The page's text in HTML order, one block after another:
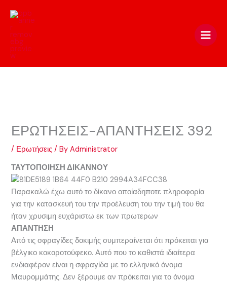
content
ΕΡΩΤΗΣΕΙΣ-ΑΠΑΝΤΗΣΕΙΣ 392
/ Ερωτήσεις / ByAdministrator
ΤΑΥΤΟΠΟΙΗΣΗ ΔΙΚΑΝΝΟΥ
Παρακαλώ έχω αυτό το δίκανο οποίαδηποτε πληροφορία
για την κατασκευή του την προέλευση του την τιμή του θα
ήταν χρυσιμη ευχάριστω εκ των πρωτερων
ΑΠΑΝΤΗΣΗ
Από τις σφραγίδες δοκιμής συμπεραίνεται ότι πρόκειται για
βέλγικο κοκοροτούφεκο. Αυτό που το καθιστά ιδιαίτερα
ενδιαφέρον είναι η σφραγίδα με το ελληνικό όνομα
Μαυρομμάτης. Δεν ξέρουμε αν πρόκειται για το όνομα